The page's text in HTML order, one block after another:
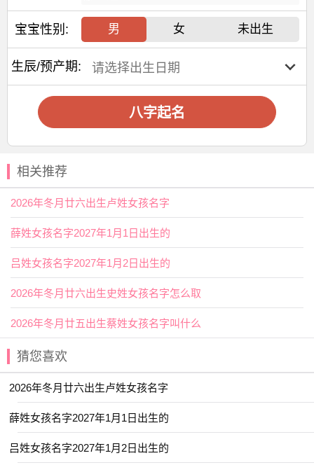
五行分析：五行【金旺】【火旺】【缺木】，年命纳音
五行是【天河水】，年干支为【丙午】，日主天干为【金】
阳历2027-1-1出生，出生8年2个月10天后起运，阳历
2035-03-11后起运
大运干支：乙卯 乙丑 乙亥 乙酉 乙未 乙巳 乙卯 乙丑 乙
交运年份：
2035 2045 2055 2065 2075 2085 2095 2105 2115
交运年龄
岁
2026年冬月廿四出生陈姓女孩名字
叫什么宜用字
【芙】1、指荷花，如芙蓉或芙蕖。2、指美女，如出水
芙蓉。用作人名意指纯洁、清新、漂亮之义；
亭玉立。用作人名意指美丽动人、美好、
脱俗之义。
2026年冬月廿四出生陈姓女孩名字
叫什么好名字推荐
【舒悦】 【妙桐】 【书颜】 【琬郡】
【雪蕙】 【歆妍】 【霞姝】 【园雯】
【亦闲】 【皙然】 【宛清】 【昕蕾】
宝宝性别: 男 女 未出生
生辰/预产期:
八字起名
相关推荐
2026年冬月廿六出生卢姓女孩名字
薛姓女孩名字2027年1月1日出生的
吕姓女孩名字2027年1月2日出生的
2026年冬月廿六出生史姓女孩名字怎么取
2026年冬月廿五出生蔡姓女孩名字叫什么
猜您喜欢
2026年冬月廿六出生卢姓女孩名字
薛姓女孩名字2027年1月1日出生的
吕姓女孩名字2027年1月2日出生的